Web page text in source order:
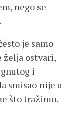
nego se
je samo
želja ostvari,
i
smisao nije u
što tražimo.